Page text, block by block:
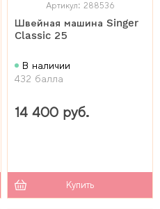
Артикул: 288536
Швейная машина Singer
Classic 25
В наличии
432 балла
14 400 руб.
Купить